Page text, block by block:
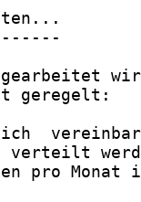
geregelt:
verteilt
pro Monat